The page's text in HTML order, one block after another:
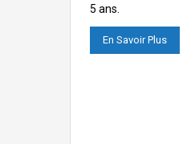
5 ans.
En Savoir Plus